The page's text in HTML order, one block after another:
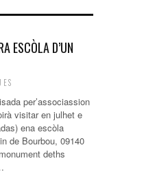
ESCÒLA D’UN
per’associassion
visitar en julhet e
ena escòla
de Bourbou, 09140
deths